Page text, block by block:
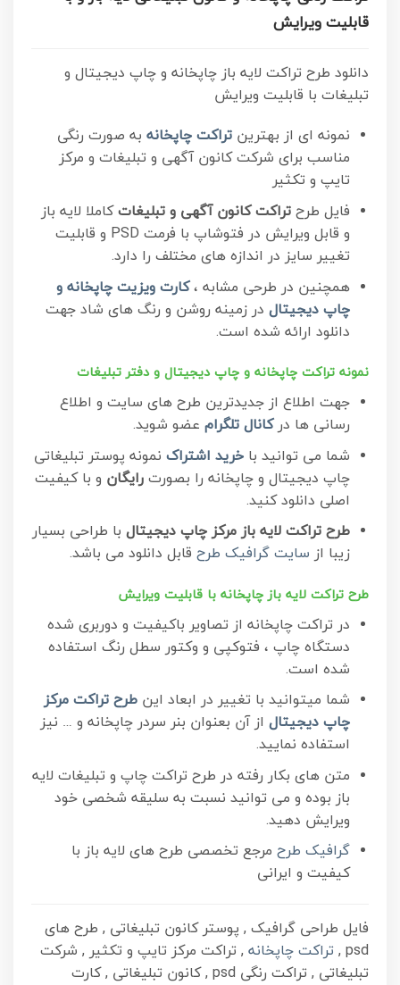
قابلیت ویرایش
دانلود طرح تراکت لایه باز چاپخانه و چاپ دیجیتال و
تبلیغات با قابلیت ویرایش
نمونه ای از بهترین تراکت چاپخانهبه صورت رنگی
مناسب برای شرکت کانون آگهی و تبلیغات و مرکز
تایپ و تکثیر
فایل طرح تراکت کانون آگهی و تبلیغاتکاملا لایه باز
و قابل ویرایش در فتوشاپ با فرمت PSD و قابلیت
تغییر سایز در اندازه های مختلف را دارد.
همچنین در طرحی مشابه ،کارت ویزیت چاپخانه و
چاپ دیجیتالدر زمینه روشن و رنگ های شاد جهت
دانلود ارائه شده است.
نمونه تراکت چاپخانه و چاپ دیجیتال و دفتر تبلیغات
جهت اطلاع از جدیدترین طرح های سایت و اطلاع
رسانی ها درکانال تلگرامعضو شوید.
شما می توانید با خرید اشتراکنمونه پوستر تبلیغاتی
چاپ دیجیتال و چاپخانه را بصورت رایگان و با کیفیت
اصلی دانلود کنید.
طرح تراکت لایه باز مرکز چاپ دیجیتالبا طراحی بسیار
زیبا از سایت گرافیک طرحقابل دانلود می باشد.
طرح تراکت لایه باز چاپخانه با قابلیت ویرایش
در تراکت چاپخانه از تصاویر باکیفیت و دوربری شده
دستگاه چاپ ، فتوکپی و وکتور سطل رنگ استفاده
شده است.
شما میتوانید با تغییر در ابعاد این طرح تراکت مرکز
چاپ دیجیتالاز آن بعنوان بنر سردر چاپخانه و … نیز
استفاده نمایید.
متن های بکار رفته در طرح تراکت چاپ و تبلیغات لایه
باز بوده و می توانید نسبت به سلیقه شخصی خود
ویرایش دهید.
گرافیک طرحمرجع تخصصی طرح های لایه باز با
کیفیت و ایرانی
فایل طراحی گرافیک , پوستر کانون تبلیغاتی , طرح های
psd , تراکت چاپخانه , تراکت مرکز تایپ و تکثیر , شرکت
تبلیغاتی , تراکت رنگی psd , کانون تبلیغاتی , کارت